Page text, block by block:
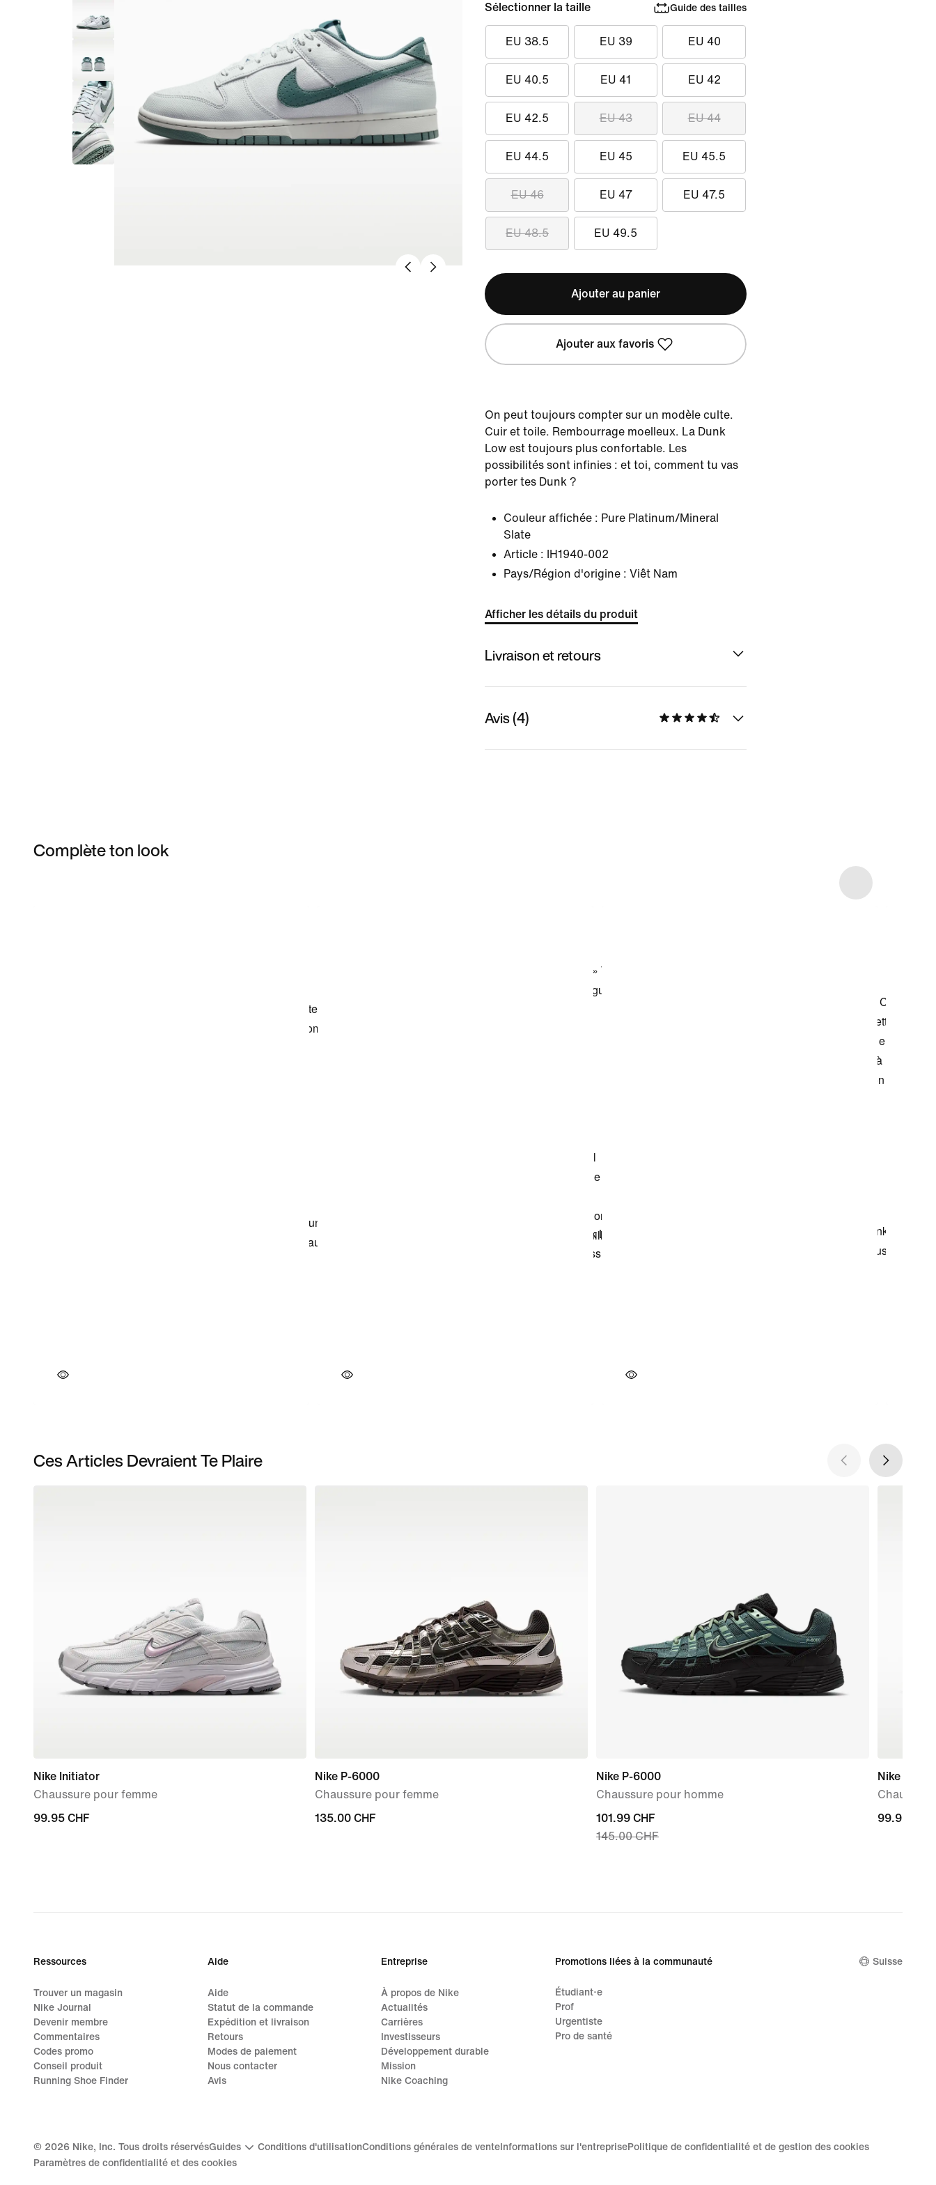
Sélectionner la taille Guide des tailles
EU 38.5 EU 39 EU 40
EU 40.5 EU 41 EU 42
EU 42.5 EU 43 EU 44
EU 44.5 EU 45 EU 45.5
EU 46 EU 47 EU 47.5
EU 48.5 EU 49.5
Ajouter au panier
Ajouter aux favoris
On peut toujours compter sur un modèle culte.
Cuir et toile. Rembourrage moelleux. La Dunk
Low est toujours plus confortable. Les
possibilités sont infinies : et toi, comment tu vas
porter tes Dunk ?
Couleur affichée : Pure Platinum/Mineral
Slate
Article :
IH1940-002
Pays/Région d'origine : Viêt Nam
Afficher les détails du produit
Livraison et retours
Avis (4)
Complète ton look
Ces Articles Devraient Te Plaire
Nike Initiator
Chaussure pour femme
99.95 CHF
99.95 CHF
Nike P-6000
Chaussure pour femme
135.00 CHF
135.00 CHF
Nike P-6000
Chaussure pour homme
current
price
145.00 CHF
101.99 CHF
145.00 CHF
Nike
99.95 CHF
99.95 CHF
Ressources
Trouver un magasin
Nike Journal
Devenir membre
Commentaires
Codes promo
Conseil produit
Running Shoe Finder
Aide
Aide
Statut de la commande
Expédition et livraison
Retours
Modes de paiement
Nous contacter
Avis
Entreprise
À propos de Nike
Actualités
Carrières
Investisseurs
Développement durable
Mission
Nike Coaching
Promotions liées à la communauté
Étudiant·e
Prof
Urgentiste
Pro de santé
Suisse
© 2026 Nike, Inc. Tous droits réservésGuides Conditions d'utilisationConditions générales de vente Informations sur l'entreprisePolitique de confidentialité et de gestion des cookies
Paramètres de confidentialité et des cookies